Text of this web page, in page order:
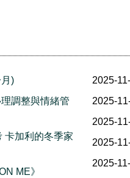
)
調整與情緒管
卡加利的冬季家
ME》
2025-
2025-
2025-
2025-
2025-